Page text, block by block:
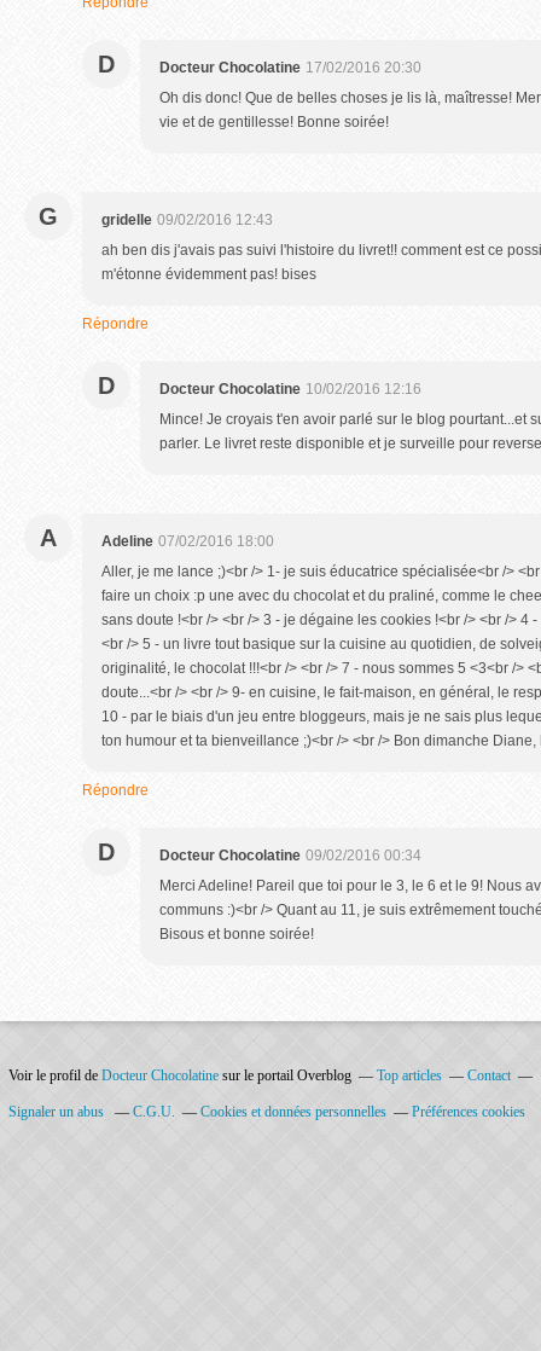
D Docteur Chocolatine 17/02/2016 20:30
Oh dis donc! Que de belles choses je lis là, maîtresse!
vie et de gentillesse! Bonne soirée!
G gridelle 09/02/2016 12:43
ah ben dis j'avais pas suivi l'histoire du livret!! comment est ce
m'étonne évidemment pas! bises
Répondre
D Docteur Chocolatine 10/02/2016 12:16
Mince! Je croyais t'en avoir parlé sur le blog pourtant...et
parler. Le livret reste disponible et je surveille pour
A Adeline 07/02/2016 18:00
Aller, je me lance ;)<br /> 1- je suis éducatrice spécialisée<br />
faire un choix :p une avec du chocolat et du praliné, comme le
sans doute !<br /> <br /> 3 - je dégaine les cookies !<br /> <br /> 4
<br /> 5 - un livre tout basique sur la cuisine au quotidien, de
originalité, le chocolat !!!<br /> <br /> 7 - nous sommes 5 <3<br />
doute...<br /> <br /> 9- en cuisine, le fait-maison, en général, le
10 - par le biais d'un jeu entre bloggeurs, mais je ne sais plus
ton humour et ta bienveillance ;)<br /> <br /> Bon dimanche Diane,
Répondre
D Docteur Chocolatine 09/02/2016 00:34
Merci Adeline! Pareil que toi pour le 3, le 6 et le 9! Nous
communs :)<br /> Quant au 11, je suis extrêmement
Bisous et bonne soirée!
Voir le profil de Docteur Chocolatine sur le portail Overblog Top articles Contact
Signaler un abus C.G.U. Cookies et données personnelles Préférences cookies